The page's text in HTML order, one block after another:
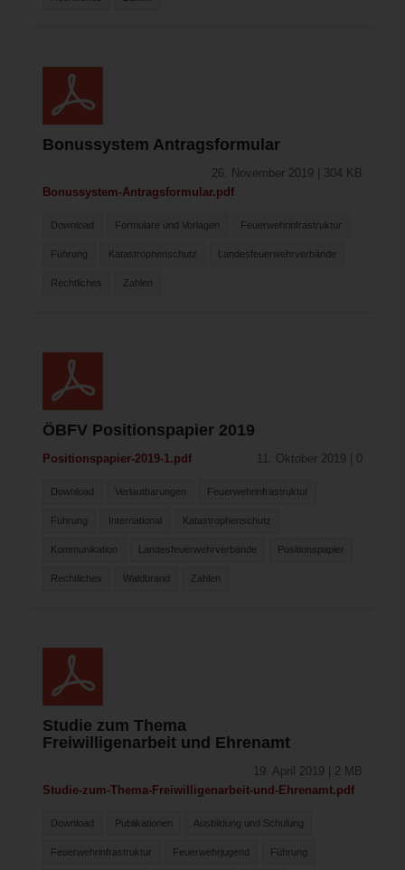
Bonussystem Antragsformular
26. November 2019 | 304 KB
Bonussystem-Antragsformular.pdf
Download Formulare und Vorlagen Feuerwehrinfrastruktur
Führung Katastrophenschutz Landesfeuerwehrverbände
Rechtliches Zahlen
ÖBFV Positionspapier 2019
11. Oktober 2019 | 0
Positionspapier-2019-1.pdf
Download Verlautbarungen Feuerwehrinfrastruktur
Führung International Katastrophenschutz
Kommunikation Landesfeuerwehrverbände Positionspapier
Rechtliches Waldbrand Zahlen
Studie zum Thema
Freiwilligenarbeit und Ehrenamt
19. April 2019 | 2 MB
Studie-zum-Thema-Freiwilligenarbeit-und-Ehrenamt.pdf
Download Publikationen Ausbildung und Schulung
Feuerwehrinfrastruktur Feuerwehrjugend Führung